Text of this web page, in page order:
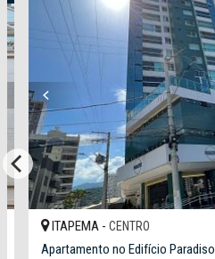
ITAPEMA - CENTRO
Apartamento no Edifício Paradiso